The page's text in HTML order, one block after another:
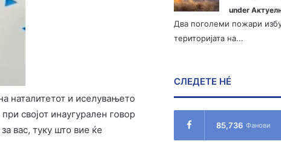
наталитетот и иселувањето
својот инаугурален говор
вас, туку што вие ќе
under
Два поголеми пожари
територијата на...
СЛЕДЕТЕ НÉ
85,736 Фанови